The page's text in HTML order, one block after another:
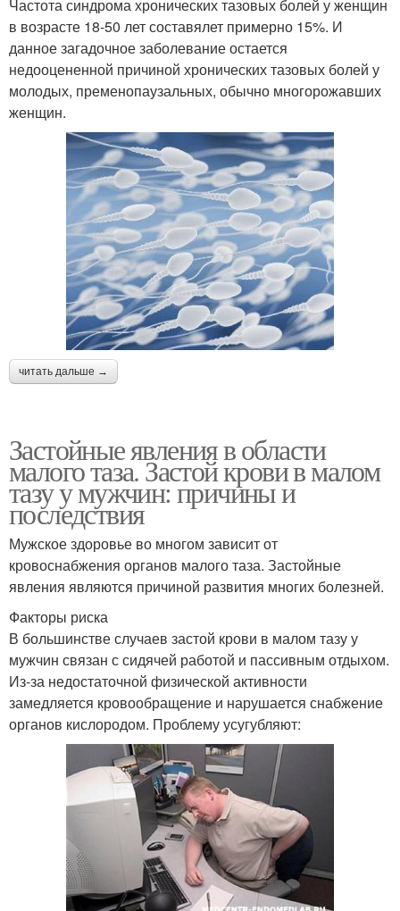
Частота синдрома хронических тазовых болей у женщин
в возрасте 18-50 лет составялет примерно 15%. И
данное загадочное заболевание остается
недооцененной причиной хронических тазовых болей у
молодых, пременопаузальных, обычно многорожавших
женщин.
читать дальше →
Застойные явления в области
малого таза. Застой крови в малом
тазу у мужчин: причины и
последствия
Мужское здоровье во многом зависит от
кровоснабжения органов малого таза. Застойные
явления являются причиной развития многих болезней.
Факторы риска
В большинстве случаев застой крови в малом тазу у
мужчин связан с сидячей работой и пассивным отдыхом.
Из-за недостаточной физической активности
замедляется кровообращение и нарушается снабжение
органов кислородом. Проблему усугубляют: